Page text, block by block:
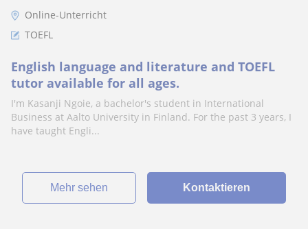
Online-Unterricht
TOEFL
English language and literature and TOEFL
tutor available for all ages.
I'm Kasanji Ngoie, a bachelor's student in International
Business at Aalto University in Finland. For the past 3 years, I
have taught Engli...
Mehr sehen Kontaktieren